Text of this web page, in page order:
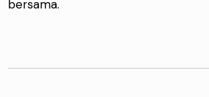
bersama.